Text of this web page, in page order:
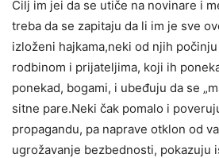
Cilj im jei da se utiče na novinare i
treba da se zapitaju da li im je sve
izloženi hajkama,neki od njih
rodbinom i prijateljima, koji ih
ponekad, bogami, i ubeđuju da se
sitne pare.Neki čak pomalo i
propagandu, pa naprave otklon od
ugrožavanje bezbednosti, pokazuju